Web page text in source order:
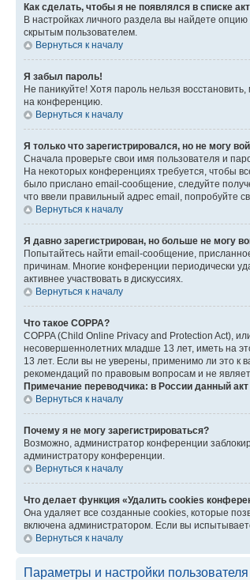
Как сделать, чтобы я не появлялся в списке
В настройках личного раздела вы найдете опцию
скрытым пользователем.
Вернуться к началу
Я забыл пароль!
Не паникуйте! Хотя пароль нельзя
на конференцию.
Вернуться к началу
Я только что зарегистрировался, но не могу
Сначала проверьте свои имя пользователя и
На некоторых конференциях требуется, чтобы
было прислано email-сообщение, следуйте
что ввели правильный адрес email, попробуйте
Вернуться к началу
Я давно зарегистрирован, но больше не могу
Попытайтесь найти email-сообщение,
причинам. Многие конференции периодически
активнее участвовать в дискуссиях.
Вернуться к началу
Что такое COPPA?
COPPA (Child Online Privacy and Protection Act),
несовершеннолетних младше 13 лет, иметь на
13 лет. Если вы не уверены, применимо ли это к
рекомендаций по правовым вопросам и не
Примечание переводчика: в России данный
Вернуться к началу
Почему я не могу зарегистрироваться?
Возможно, администратор конференции
администратору конференции.
Вернуться к началу
Что делает функция «Удалить cookies
Она удаляет все созданные cookies, которые
включена администратором. Если вы
Вернуться к началу
Параметры и настройки пользователя